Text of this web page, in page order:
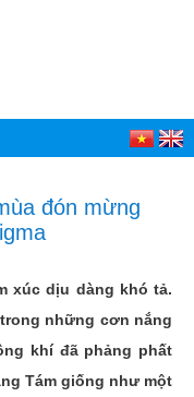
đón mừng
xúc dịu dàng khó tả.
những cơn nắng
khí đã phảng phất
Tám giống như một